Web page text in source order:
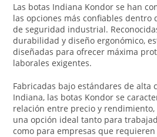
Las botas Indiana Kondor se han
las opciones más confiables dentro
de seguridad industrial.
durabilidad y diseño ergonómico,
diseñadas para ofrecer máxima
laborales exigentes.
Fabricadas bajo estándares de alta
Indiana, las botas Kondor se
relación entre precio y
una opción ideal tanto para
como para empresas que